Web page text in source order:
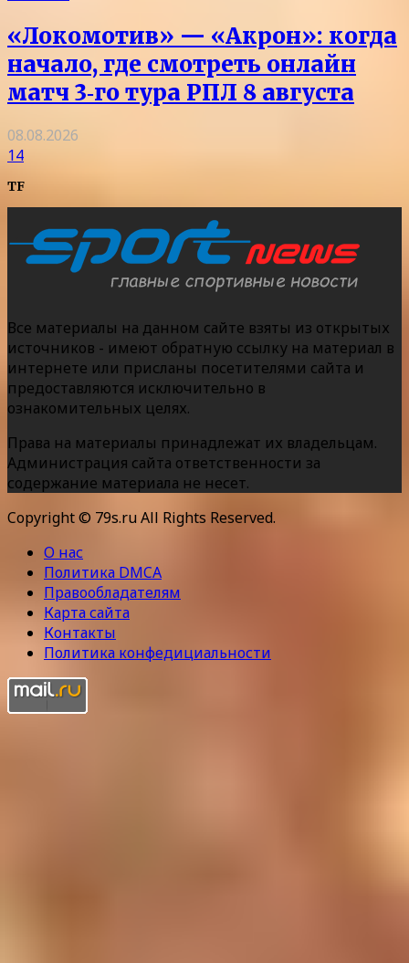
«Локомотив» — «Акрон»: когда
начало, где смотреть онлайн
матч 3‑го тура РПЛ 8 августа
08.08.2026
14
TF
Все материалы на данном сайте взяты из открытых
источников - имеют обратную ссылку на материал в
интернете или присланы посетителями сайта и
предоставляются исключительно в
ознакомительных целях.
Права на материалы принадлежат их владельцам.
Администрация сайта ответственности за
содержание материала не несет.
Copyright © 79s.ru All Rights Reserved.
О нас
Политика DMCA
Правообладателям
Карта сайта
Контакты
Политика конфедициальности